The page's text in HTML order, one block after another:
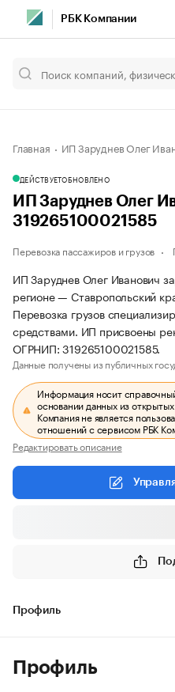
РБК Компании
Главная ИП Заруднев Олег
ДЕЙСТВУЕТОБНОВЛЕНО
ИП Заруднев Олег
319265100021585
Перевозка пассажиров и грузов
ИП Заруднев Олег Иванович
регионе — Ставропольский
Перевозка грузов
средствами. ИП присвоены
ОГРНИП: 319265100021585.
Данные получены из публичных
Информация носит
основании данных из открытых
Компания не является
отношений с сервисом РБК
Редактировать описание
Профиль
Профиль